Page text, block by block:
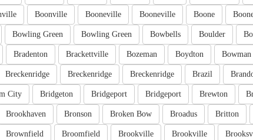
Boone
Booneville
Booneville
Boonville
Boulder
Bowbells
Bowling Green
Bowling Green
Bowman
Boydton
Bozeman
Brackettville
Bradenton
Brazil
Breckenridge
Breckenridge
Breckenridge
Brewton
Bridgeport
Bridgeport
Bridgeton
City
Britton
Broadus
Broken Bow
Bronson
Brookhaven
Brookville
Brookville
Broomfield
Brownfield